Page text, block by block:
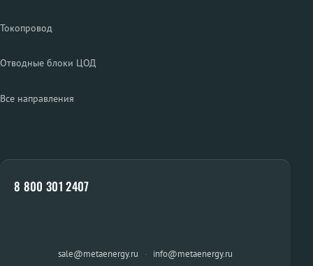
Токопровод
Отводные блоки ЦОД
Все направления
8 800 301 2407
sale@metaenergy.ru · info@metaenergy.ru